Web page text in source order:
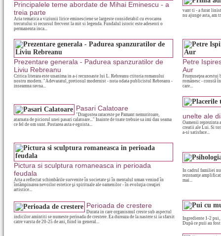
Principalele teme abordate de Mihai Eminescu - a
treia parte
Aria tematica a viziunii lirice eminesciene se largeste considerabil cu evocarea
trecutului si recursul frecvent la mit si legenda. Fundalul istoric este adeseori o
permanenta inca...
vant ti - a furat
nu ajunge asta, am
Prezentare generala - Padurea spanzuratilor de
Liviu Rebreanu
Critica literara este unanima in a-i recunoaste lui L. Rebreanu ctitoria romanului
nostru modern. "Adevaratul, pretiosul modernist - nota odata publicistul Rebreanu -
inseamna ravna...
Petre
Aur
Frumuseţea
românesc - constă
care...
Pasari Calatoare
"Dragostea rataceste pe Pamant nemuritoare,
atarnata de piciorul unei pasari calatoare..." Inainte de toate trebuie sa imi dau seama
ce fel de om sunt. Postarea asta e egoista...
unelte ale
Oamenii reprezinta
creatii ale Lui. Si
a-si satisface...
Pictura si sculptura romaneasca in perioada
feudala
Arta a reflectat schimbările survenite în societate şi în mentalul uman venind în
întâmpinarea nevoilor estetice şi spirituale ale oamenilor - în evoluţia creaţiei
artistice...
In cadrul familiei
rezonanţe
mai...
Perioada de crestere
Durata in care organismul creste sub aspectul
indicilor amintiti se numeste perioada de crestere. Ea dureaza de la nastere si ia sfarsit
catre varsta de 20-25 de ani, fiind in general...
Ingrediente 1-2 pui,
După ce puii au fost